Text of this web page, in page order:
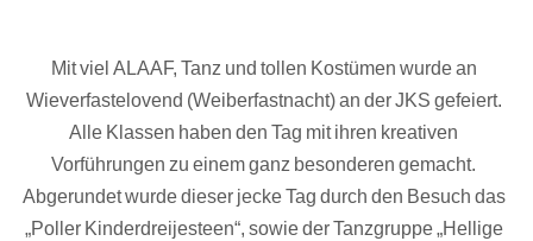
Mit viel ALAAF, Tanz und tollen Kostümen wurde an
Wieverfastelovend (Weiberfastnacht) an der JKS gefeiert.
Alle Klassen haben den Tag mit ihren kreativen
Vorführungen zu einem ganz besonderen gemacht.
Abgerundet wurde dieser jecke Tag durch den Besuch das
„Poller Kinderdreijesteen“, sowie der Tanzgruppe „Hellige